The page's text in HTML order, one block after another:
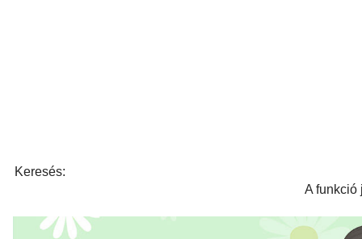
Keresés:
A funkció